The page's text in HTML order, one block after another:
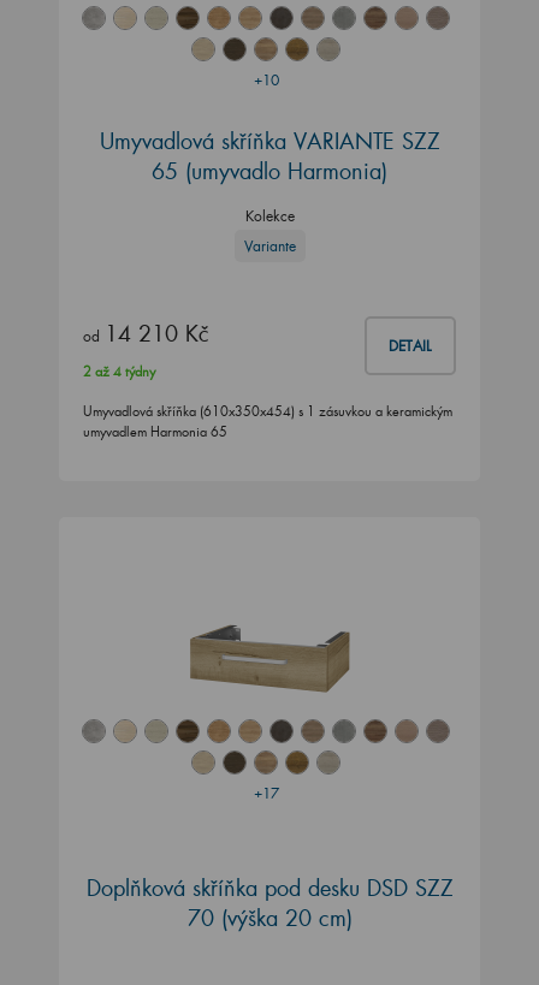
+10
Umyvadlová skříňka VARIANTE SZZ
65 (umyvadlo Harmonia)
Kolekce
Variante
od 14 210 Kč DETAIL
2 až 4 týdny
Umyvadlová skříňka (610x350x454) s 1 zásuvkou a keramickým
umyvadlem Harmonia 65
+17
Doplňková skříňka pod desku DSD SZZ
70 (výška 20 cm)